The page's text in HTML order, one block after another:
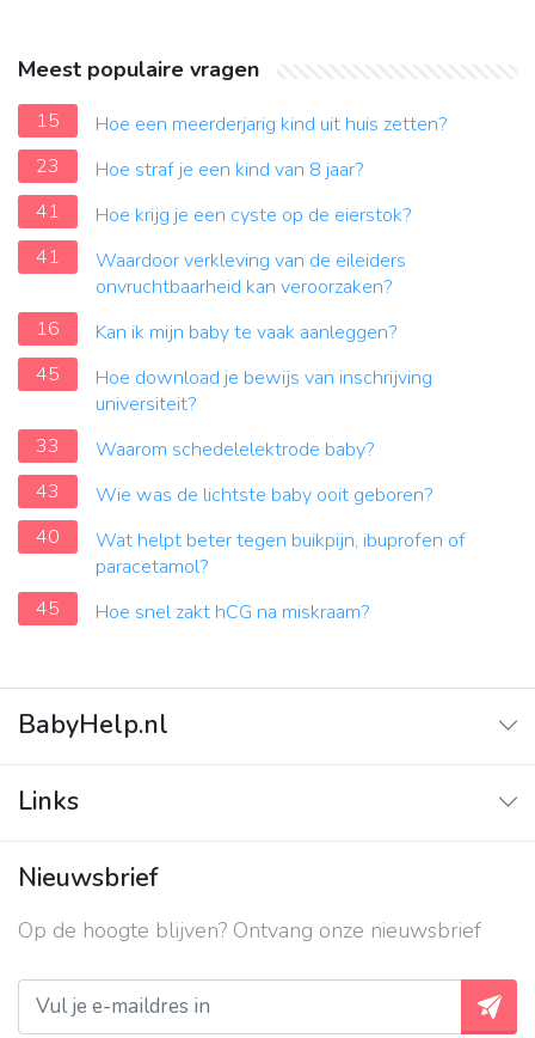
Meest populaire vragen
15
Hoe een meerderjarig kind uit huis zetten?
23
Hoe straf je een kind van 8 jaar?
41
Hoe krijg je een cyste op de eierstok?
41
Waardoor verkleving van de eileiders
onvruchtbaarheid kan veroorzaken?
16
Kan ik mijn baby te vaak aanleggen?
45
Hoe download je bewijs van inschrijving
universiteit?
33
Waarom schedelelektrode baby?
43
Wie was de lichtste baby ooit geboren?
40
Wat helpt beter tegen buikpijn, ibuprofen of
paracetamol?
45
Hoe snel zakt hCG na miskraam?
BabyHelp.nl
Vraag & Antwoord
Links
Contact
Over ons
Privacy beleid
Nieuwsbrief
Op de hoogte blijven? Ontvang onze nieuwsbrief